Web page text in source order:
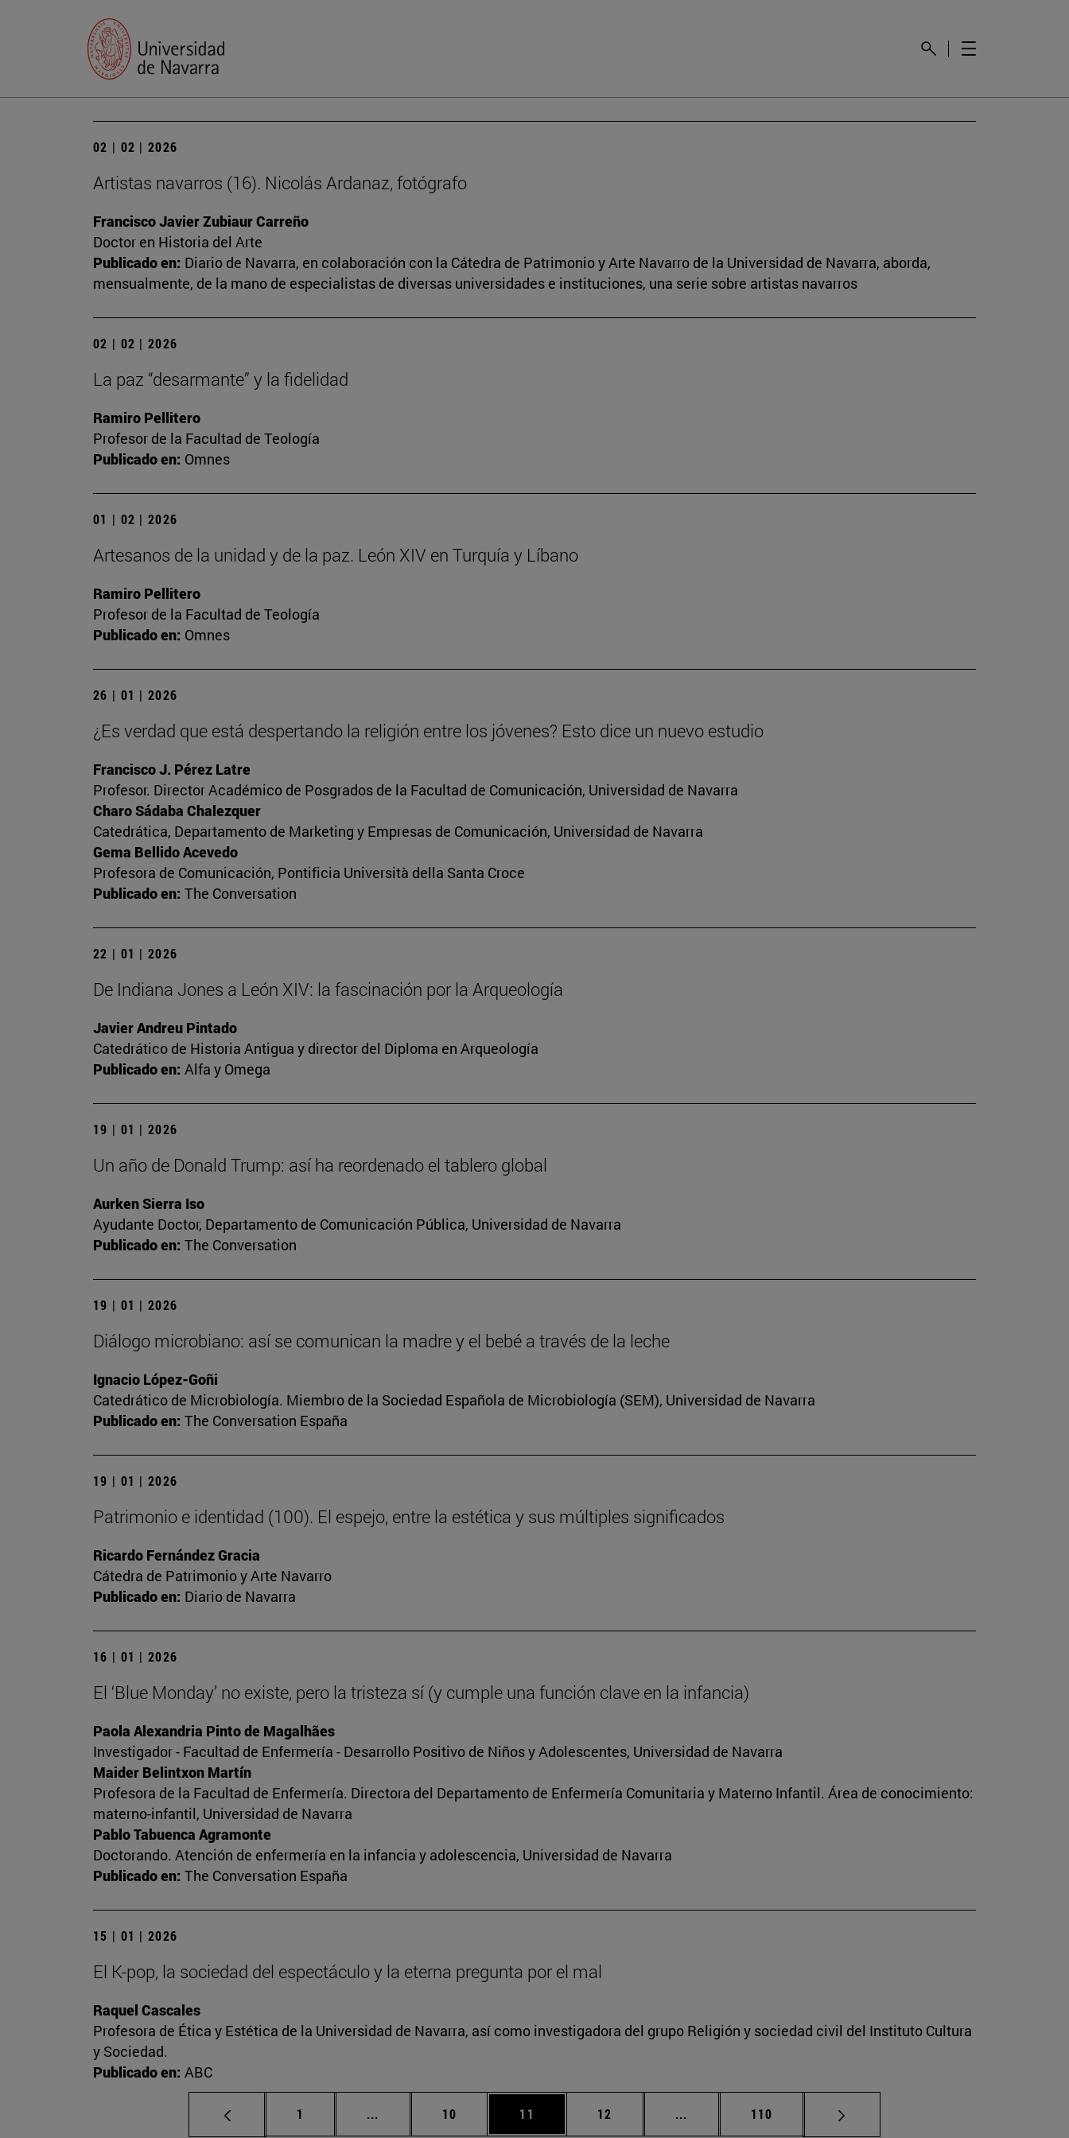
02 | 02 | 2026
Artistas navarros (16). Nicolás Ardanaz, fotógrafo
Francisco Javier Zubiaur Carreño
Doctor en Historia del Arte
Publicado en: Diario de Navarra, en colaboración con la Cátedra de Patrimonio y Arte Navarro de la Universidad de Navarra, aborda,
mensualmente, de la mano de especialistas de diversas universidades e instituciones, una serie sobre artistas navarros
02 | 02 | 2026
La paz “desarmante” y la fidelidad
Ramiro Pellitero
Profesor de la Facultad de Teología
Publicado en: Omnes
01 | 02 | 2026
Artesanos de la unidad y de la paz. León XIV en Turquía y Líbano
Ramiro Pellitero
Profesor de la Facultad de Teología
Publicado en: Omnes
26 | 01 | 2026
¿Es verdad que está despertando la religión entre los jóvenes? Esto dice un nuevo estudio
Francisco J. Pérez Latre
Profesor. Director Académico de Posgrados de la Facultad de Comunicación, Universidad de Navarra
Charo Sádaba Chalezquer
Catedrática, Departamento de Marketing y Empresas de Comunicación, Universidad de Navarra
Gema Bellido Acevedo
Profesora de Comunicación, Pontificia Università della Santa Croce
Publicado en: The Conversation
22 | 01 | 2026
De Indiana Jones a León XIV: la fascinación por la Arqueología
Javier Andreu Pintado
Catedrático de Historia Antigua y director del Diploma en Arqueología
Publicado en: Alfa y Omega
19 | 01 | 2026
Un año de Donald Trump: así ha reordenado el tablero global
Aurken Sierra Iso
Ayudante Doctor, Departamento de Comunicación Pública, Universidad de Navarra
Publicado en: The Conversation
19 | 01 | 2026
Diálogo microbiano: así se comunican la madre y el bebé a través de la leche
Ignacio López-Goñi
Catedrático de Microbiología. Miembro de la Sociedad Española de Microbiología (SEM), Universidad de Navarra
Publicado en: The Conversation España
19 | 01 | 2026
Patrimonio e identidad (100). El espejo, entre la estética y sus múltiples significados
Ricardo Fernández Gracia
Cátedra de Patrimonio y Arte Navarro
Publicado en: Diario de Navarra
16 | 01 | 2026
El ‘Blue Monday’ no existe, pero la tristeza sí (y cumple una función clave en la infancia)
Paola Alexandria Pinto de Magalhães
Investigador - Facultad de Enfermería - Desarrollo Positivo de Niños y Adolescentes, Universidad de Navarra
Maider Belintxon Martín
Profesora de la Facultad de Enfermería. Directora del Departamento de Enfermería Comunitaria y Materno Infantil. Área de conocimiento:
materno-infantil, Universidad de Navarra
Pablo Tabuenca Agramonte
Doctorando. Atención de enfermería en la infancia y adolescencia, Universidad de Navarra
Publicado en: The Conversation España
15 | 01 | 2026
El K-pop, la sociedad del espectáculo y la eterna pregunta por el mal
Raquel Cascales
Profesora de Ética y Estética de la Universidad de Navarra, así como investigadora del grupo Religión y sociedad civil del Instituto Cultura
y Sociedad.
Publicado en: ABC
Página
1 ... Páginas intermedias Use TAB para desplazarse.
Página
10 Página
11 Página
12 ... Páginas intermedias Use TAB para desplazarse.
Página
110